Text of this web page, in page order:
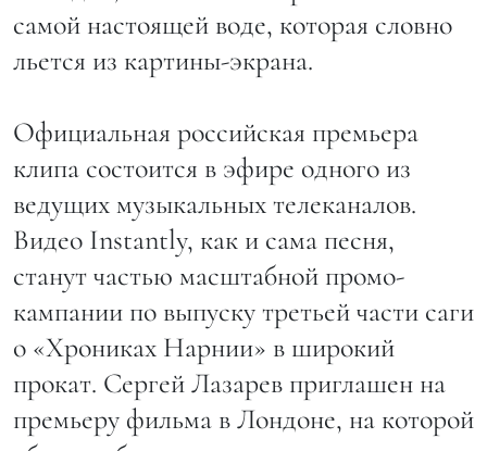
самой настоящей воде, которая словно
льется из картины-экрана.
Официальная российская премьера
клипа состоится в эфире одного из
ведущих музыкальных телеканалов.
Видео Instantly, как и сама песня,
станут частью масштабной промо-
кампании по выпуску третьей части саги
о «Хрониках Нарнии» в широкий
прокат. Сергей Лазарев приглашен на
премьеру фильма в Лондоне, на которой